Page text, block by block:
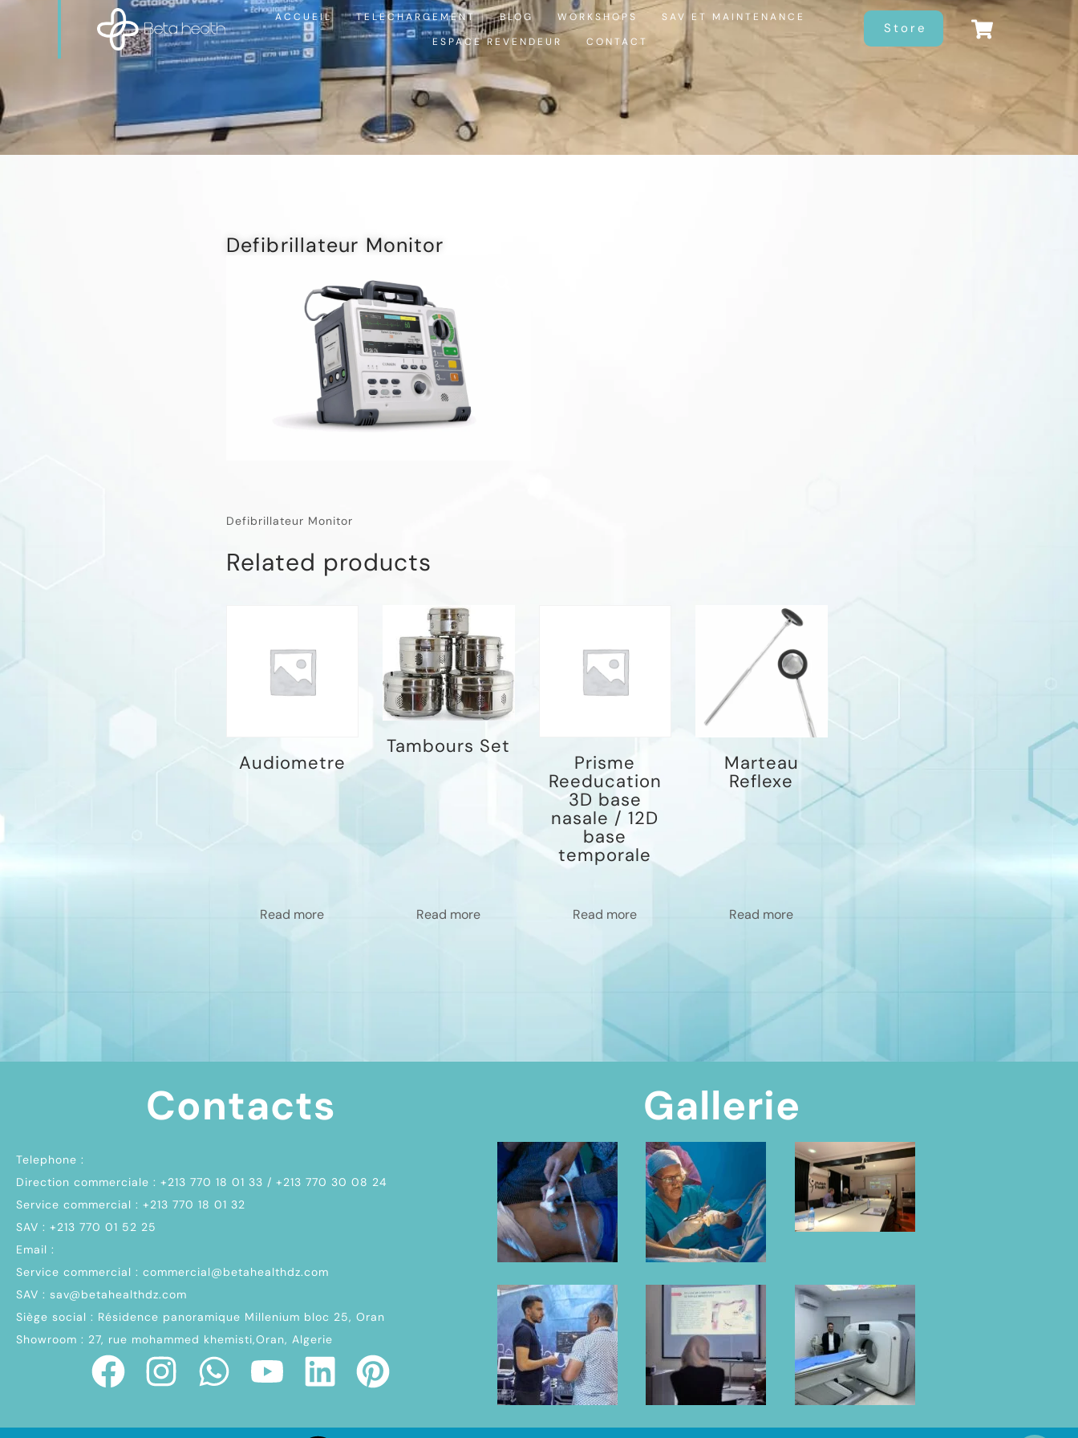
ACCUEIL TELECHARGEMENT BLOG WORKSHOPS
SAV ET MAINTENANCE
ESPACE REVENDEUR
CONTACT
Store
Defibrillateur Monitor
Defibrillateur Monitor
Related products
Audiometre
Read more
Tambours Set
Read more
Prisme
Reeducation
3D base
nasale / 12D
base
temporale
Read more
Marteau
Reflexe
Read more
Contacts
Telephone :
Direction commerciale : +213 770 18 01 33 / +213 770 30 08 24
Service commercial : +213 770 18 01 32
SAV : +213 770 01 52 25
Email :
Service commercial : commercial@betahealthdz.com
SAV : sav@betahealthdz.com
Siège social : Résidence panoramique Millenium bloc 25, Oran
Showroom : 27, rue mohammed khemisti,Oran, Algerie
Gallerie